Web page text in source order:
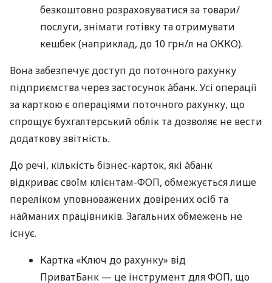
безкоштовно розраховуватися за товари/
послуги, знімати готівку та отримувати
кешбек (наприклад, до 10 грн/л на ОККО).
Вона забезпечує доступ до поточного рахунку
підприємства через застосунок àбанк. Усі операції
за карткою є операціями поточного рахунку, що
спрощує бухгалтерський облік та дозволяє не вести
додаткову звітність.
До речі, кількість бізнес-карток, які àбанк
відкриває своїм клієнтам-ФОП, обмежується лише
переліком уповноважених довірених осіб та
найманих працівників. Загальних обмежень не
існує.
Картка «Ключ до рахунку» від
ПриватБанк — це інструмент для ФОП, що